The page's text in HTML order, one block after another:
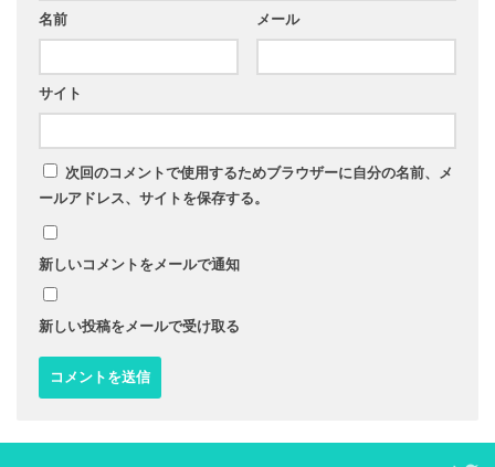
名前 メール
サイト
次回のコメントで使用するためブラウザーに自分の名前、メ
ールアドレス、サイトを保存する。
新しいコメントをメールで通知
新しい投稿をメールで受け取る